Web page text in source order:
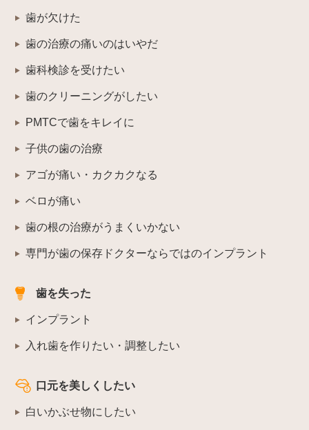
歯が欠けた
歯の治療の痛いのはいやだ
歯科検診を受けたい
歯のクリーニングがしたい
PMTCで歯をキレイに
子供の歯の治療
アゴが痛い・カクカクなる
ベロが痛い
歯の根の治療がうまくいかない
専門が歯の保存ドクターならではのインプラント
歯を失った
インプラント
入れ歯を作りたい・調整したい
口元を美しくしたい
白いかぶせ物にしたい